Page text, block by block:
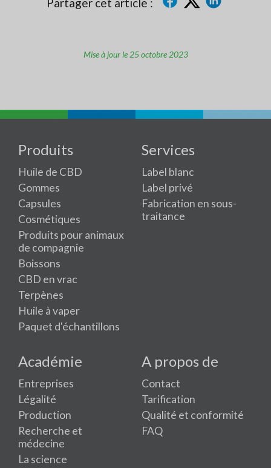
Partager cet article :
Mise à jour le 25 octobre 2023
Produits
Huile de CBD
Gommes
Capsules
Cosmétiques
Produits pour animaux
de compagnie
Boissons
CBD en vrac
Terpènes
Huile à vaper
Paquet d'échantillons
Services
Label blanc
Label privé
Fabrication en sous-
traitance
Académie
Entreprises
Légalité
Production
Recherche et
médecine
La science
A propos de
Contact
Tarification
Qualité et conformité
FAQ